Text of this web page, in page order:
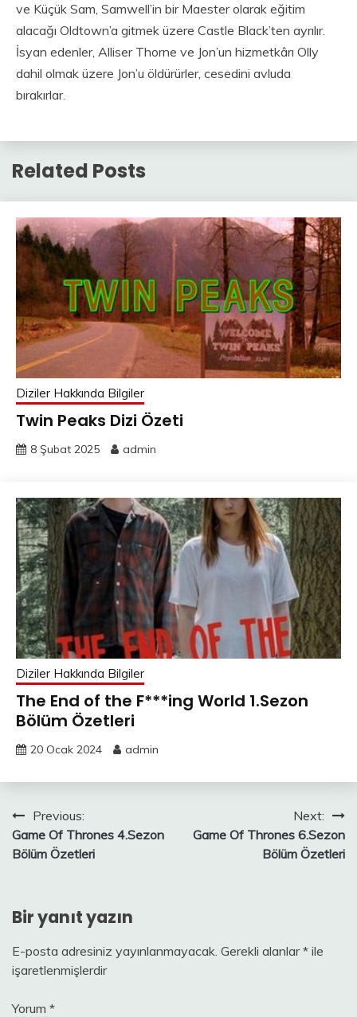
ve Küçük Sam, Samwell’in bir Maester olarak eğitim
alacağı Oldtown’a gitmek üzere Castle Black’ten ayrılır.
İsyan edenler, Alliser Thorne ve Jon’un hizmetkârı Olly
dahil olmak üzere Jon’u öldürürler, cesedini avluda
bırakırlar.
Related Posts
Diziler Hakkında Bilgiler
Twin Peaks Dizi Özeti
8 Şubat 2025 admin
Diziler Hakkında Bilgiler
The End of the F***ing World 1.Sezon
Bölüm Özetleri
20 Ocak 2024 admin
Yazı
gezinmesi
Previous:
Game Of Thrones 4.Sezon
Bölüm Özetleri
Next:
Game Of Thrones 6.Sezon
Bölüm Özetleri
Bir yanıt yazın
E-posta adresiniz yayınlanmayacak. Gerekli alanlar* ile
işaretlenmişlerdir
Yorum *